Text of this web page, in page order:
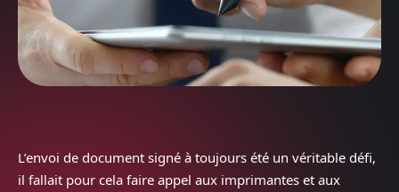
L’envoi de document signé à toujours été un véritable défi,
il fallait pour cela faire appel aux imprimantes et aux